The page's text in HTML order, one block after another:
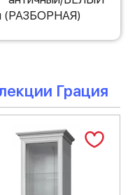
(РАЗБОРНАЯ)
Грация